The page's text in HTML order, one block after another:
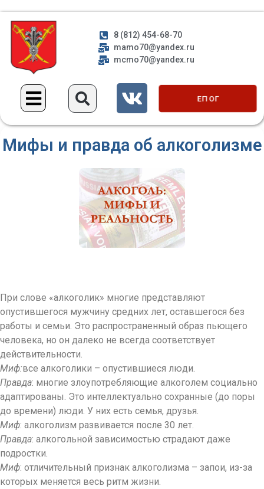
8 (812) 454-68-70
mamo70@yandex.ru
mcmo70@yandex.ru
ЕП ОГ
Мифы и правда об алкоголизме
При слове «алкоголик» многие представляют
опустившегося мужчину средних лет, оставшегося без
работы и семьи. Это распространенный образ пьющего
человека, но он далеко не всегда соответствует
действительности.
Миф:все алкоголики – опустившиеся люди.
Правда: многие злоупотребляющие алкоголем социально
адаптированы. Это интеллектуально сохранные (до поры
до времени) люди. У них есть семья, друзья.
Миф: алкоголизм развивается после 30 лет.
Правда: алкогольной зависимостью страдают даже
подростки.
Миф: отличительный признак алкоголизма – запои, из-за
которых меняется весь ритм жизни.